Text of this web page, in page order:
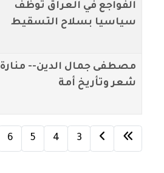
الفواجع في العراق توظّف
سياسيا بسلاح التسقيط
مصطفى جمال الدين-- منارة
شعر وتأريخ أمة
3
4
5
6